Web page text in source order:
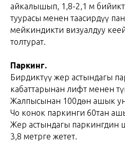
айкалышып, 1,8-2,1 м
туурасы менен таасирдүү
мейкиндикти визуалдуу
толтурат.
Паркинг.
Бирдиктүү жер астындагы
кабаттарынан лифт менен
Жалпысынан 100дөн ашык
Чоң конок паркинги 60тан
Жер астындагы
3,8 метрге жетет.